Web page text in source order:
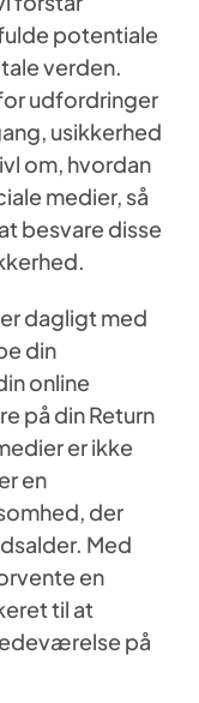
potentiale
verden.
udfordringer
usikkerhed
om, hvordan
medier, så
besvare disse
dagligt med
din
online
på din Return
er ikke
en
der
Med
en
til at
på